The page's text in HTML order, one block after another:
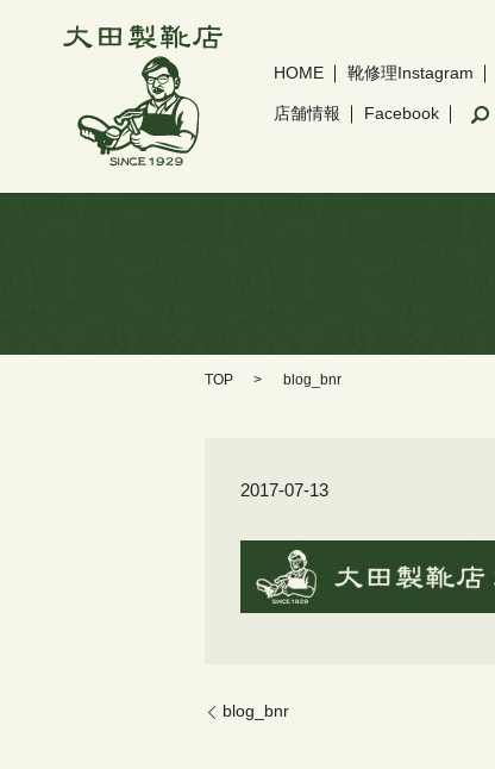
HOME 靴修理Instagram
店舗情報 Facebook
TOP blog_bnr
2017-07-13
blog_bnr